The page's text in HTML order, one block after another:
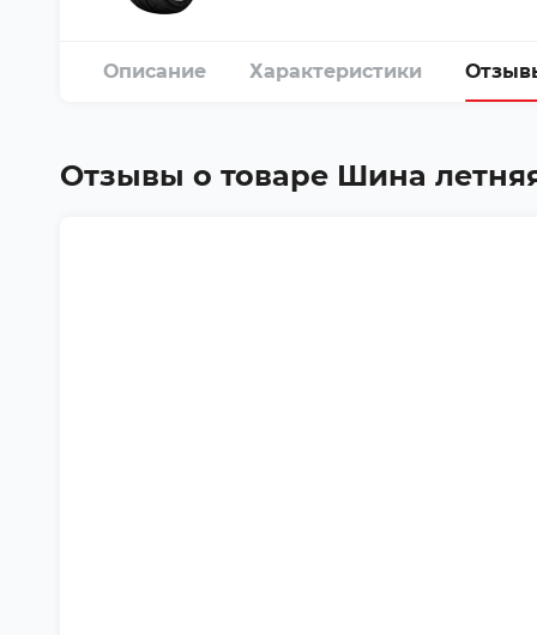
Описание Характеристики
Отзывы о товаре Шина